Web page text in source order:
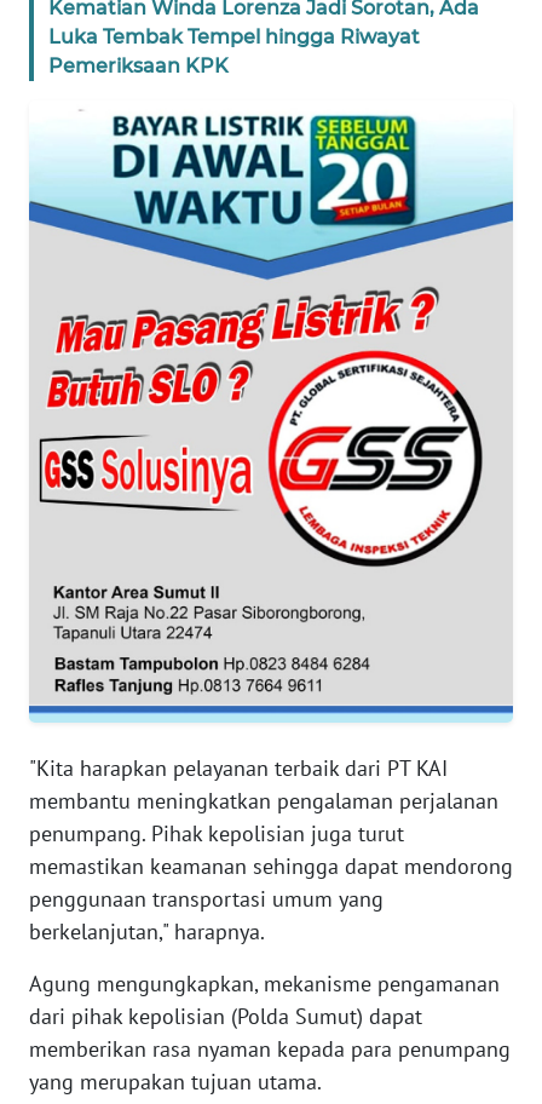
Kematian Winda Lorenza Jadi Sorotan, Ada
Luka Tembak Tempel hingga Riwayat
Pemeriksaan KPK
"Kita harapkan pelayanan terbaik dari PT KAI
membantu meningkatkan pengalaman perjalanan
penumpang. Pihak kepolisian juga turut
memastikan keamanan sehingga dapat mendorong
penggunaan transportasi umum yang
berkelanjutan," harapnya.
Agung mengungkapkan, mekanisme pengamanan
dari pihak kepolisian (Polda Sumut) dapat
memberikan rasa nyaman kepada para penumpang
yang merupakan tujuan utama.
Wahana
Regional
WN
WN
JABAR
WN
BANTEN
WN
WN
KEPRI
WN
PAPUA
WN
PAPUA
RIAU
WN
SERAMBI
JAMBI